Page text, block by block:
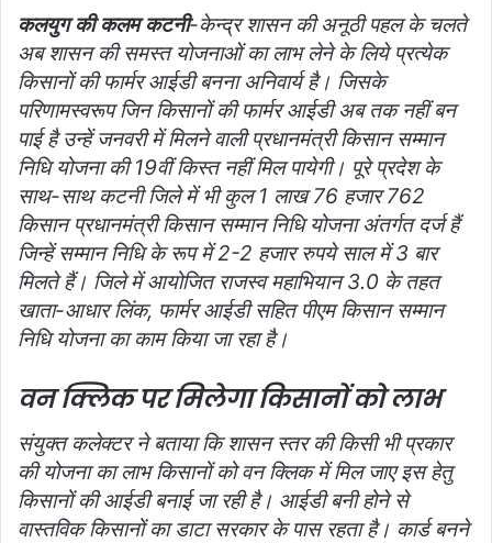
कलयुग की कलम कटनी-केन्द्र शासन की अनूठी पहल के चलते
अब शासन की समस्त योजनाओं का लाभ लेने के लिये प्रत्येक
किसानों की फार्मर आईडी बनना अनिवार्य है। जिसके
परिणामस्वरूप जिन किसानों की फार्मर आईडी अब तक नहीं बन
पाई है उन्हें जनवरी में मिलने वाली प्रधानमंत्री किसान सम्मान
निधि योजना की 19वीं किस्त नहीं मिल पायेगी। पूरे प्रदेश के
साथ-साथ कटनी जिले में भी कुल 1 लाख 76 हजार 762
किसान प्रधानमंत्री किसान सम्मान निधि योजना अंतर्गत दर्ज हैं
जिन्हें सम्मान निधि के रूप में 2-2 हजार रुपये साल में 3 बार
मिलते हैं। जिले में आयोजित राजस्व महाभियान 3.0 के तहत
खाता-आधार लिंक, फार्मर आईडी सहित पीएम किसान सम्मान
निधि योजना का काम किया जा रहा है।
वन क्लिक पर मिलेगा किसानों को लाभ
संयुक्त कलेक्टर ने बताया कि शासन स्तर की किसी भी प्रकार
की योजना का लाभ किसानों को वन क्लिक में मिल जाए इस हेतु
किसानों की आईडी बनाई जा रही है। आईडी बनी होने से
वास्तविक किसानों का डाटा सरकार के पास रहता है। कार्ड बनने